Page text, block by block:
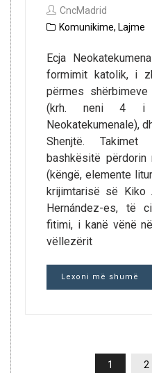
CncMadrid
Komunikime, Lajme
Ecja
formimit katolik, i
përmes
(krh. neni 4 i
Neokatekumenale),
Shenjtë.
bashkësitë përdorin
(këngë, elemente
krijimtarisë së Kiko
Hernández-es, të
fitimi, i kanë vënë
vëllezërit
Lexoni më shumë
1 2